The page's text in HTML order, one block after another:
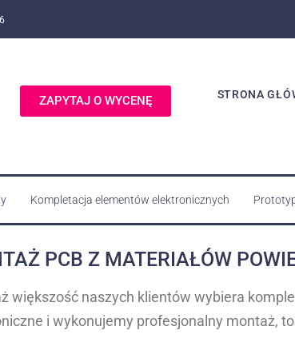
ZAPYTAJ O WYCENĘ STRONA
Kompletacja elementów elektronicznych
PCB Z MATERIAŁÓW
większość naszych klientów wybiera
i wykonujemy profesjonalny montaż,